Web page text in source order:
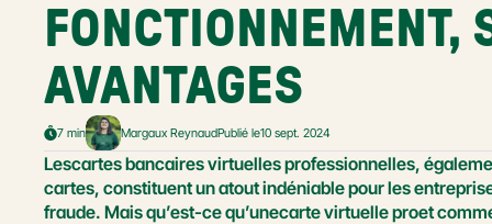
FONCTIONNEMENT,
AVANTAGES
7 min Margaux ReynaudPublié le10 sept. 2024
Lescartes bancaires virtuelles professionnelles,
cartes, constituent un atout indéniable pour les
fraude. Mais qu’est-ce qu’unecarte virtuelle proet